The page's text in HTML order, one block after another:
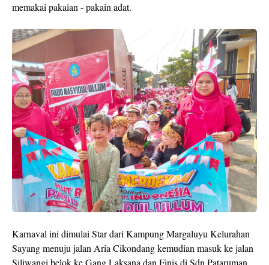
memakai pakaian - pakain adat.
Karnaval ini dimulai Star dari Kampung Margaluyu Kelurahan
Sayang menuju jalan Aria Cikondang kemudian masuk ke jalan
Siliwangi belok ke Gang Laksana dan Finis di Sdn Pataruman